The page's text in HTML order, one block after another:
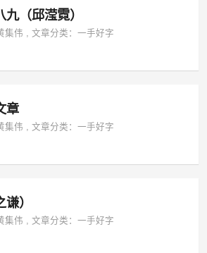
（邱滢霓）
集伟 ,文章分类：一手好字
章
集伟 ,文章分类：一手好字
）
集伟 ,文章分类：一手好字